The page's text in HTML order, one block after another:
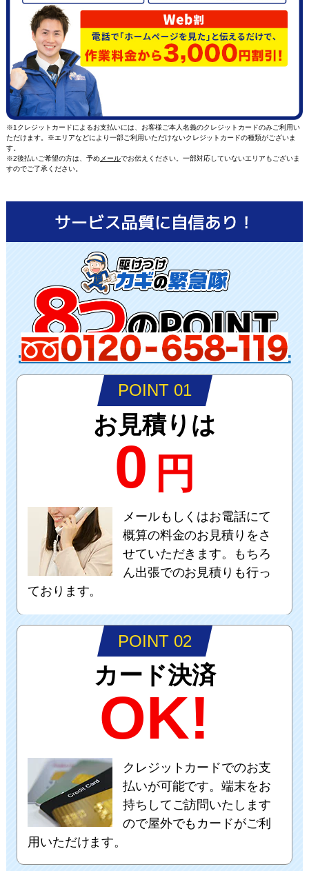
※1クレジットカードによるお支払いには、お客様ご本人名義のクレジットカードのみご利用い
ただけます。※エリアなどにより一部ご利用いただけないクレジットカードの種類がございま
す。
※2後払いご希望の方は、予めメールでお伝えください。一部対応していないエリアもございま
すのでご了承ください。
POINT 01
お見積りは
0 円
メールもしくはお電話にて
概算の料金のお見積りをさ
せていただきます。もちろ
ん出張でのお見積りも行っ
ております。
POINT 02
カード決済
OK!
クレジットカードでのお支
払いが可能です。端末をお
持ちしてご訪問いたします
ので屋外でもカードがご利
用いただけます。